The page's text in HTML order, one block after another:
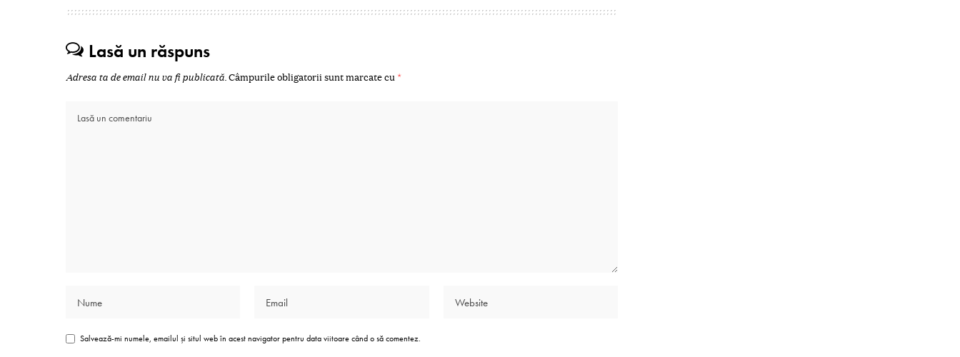
Lasă un răspuns
Adresa ta de email nu va fi publicată.Câmpurile obligatorii sunt marcate cu *
Salvează-mi numele, emailul și situl web în acest navigator pentru data viitoare când o să comentez.